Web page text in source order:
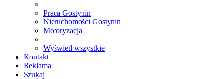
Praca Gostynin
Nieruchomości Gostynin
Motoryzacja
Wyświetl wszystkie
Kontakt
Reklama
Szukaj